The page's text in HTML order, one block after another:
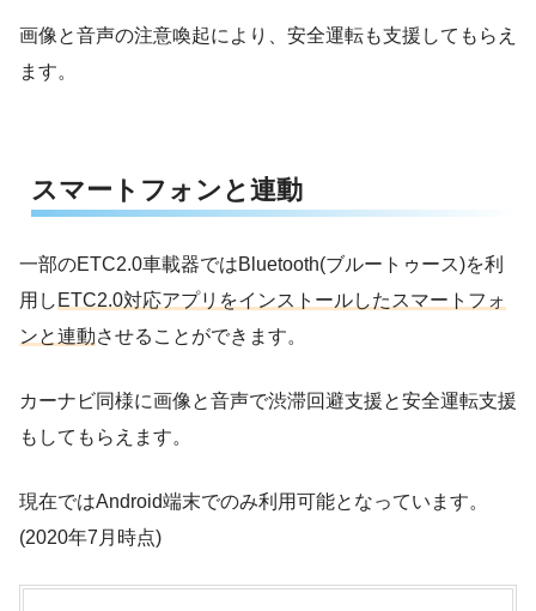
画像と音声の注意喚起により、安全運転も支援してもらえ
ます。
スマートフォンと連動
一部のETC2.0車載器ではBluetooth(ブルートゥース)を利
用し ETC2.0対応アプリをインストールしたスマートフォ
ンと連動させることができます。
カーナビ同様に画像と音声で渋滞回避支援と安全運転支援
もしてもらえます。
現在ではAndroid端末でのみ利用可能となっています。
(2020年7月時点)